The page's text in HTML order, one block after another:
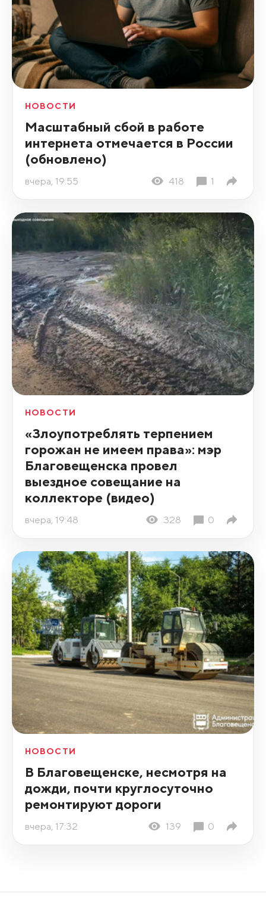
НОВОСТИ
Масштабный сбой в работе
интернета отмечается в России
(обновлено)
вчера, 19:55 418 1
НОВОСТИ
«Злоупотреблять терпением
горожан не имеем права»: мэр
Благовещенска провел
выездное совещание на
коллекторе (видео)
вчера, 19:48 328 0
НОВОСТИ
В Благовещенске, несмотря на
дожди, почти круглосуточно
ремонтируют дороги
вчера, 17:32 139 0